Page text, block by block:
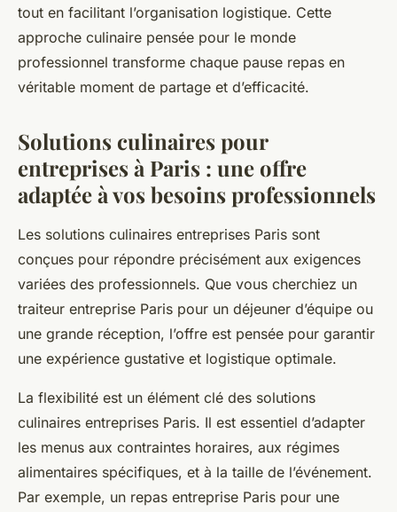
tout en facilitant l’organisation logistique. Cette
approche culinaire pensée pour le monde
professionnel transforme chaque pause repas en
véritable moment de partage et d’efficacité.
Solutions culinaires pour
entreprises à Paris : une offre
adaptée à vos besoins professionnels
Les solutions culinaires entreprises Paris sont
conçues pour répondre précisément aux exigences
variées des professionnels. Que vous cherchiez un
traiteur entreprise Paris pour un déjeuner d’équipe ou
une grande réception, l’offre est pensée pour garantir
une expérience gustative et logistique optimale.
La flexibilité est un élément clé des solutions
culinaires entreprises Paris. Il est essentiel d’adapter
les menus aux contraintes horaires, aux régimes
alimentaires spécifiques, et à la taille de l’événement.
Par exemple, un repas entreprise Paris pour une